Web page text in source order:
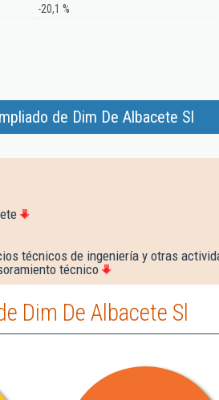
-20,1 %
de Dim De Albacete Sl
técnicos de ingeniería y otras
técnico
Dim De Albacete Sl